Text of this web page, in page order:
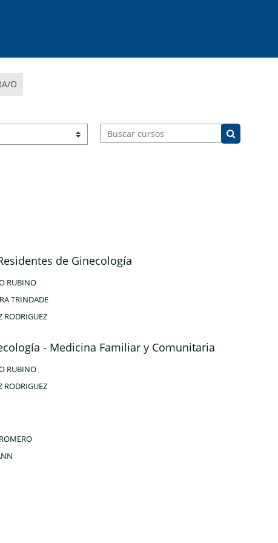
O
Buscar cursos
Buscar
de Ginecología
RUBINO
TRINDADE
RODRIGUEZ
- Medicina Familiar y Comunitaria
RUBINO
RODRIGUEZ